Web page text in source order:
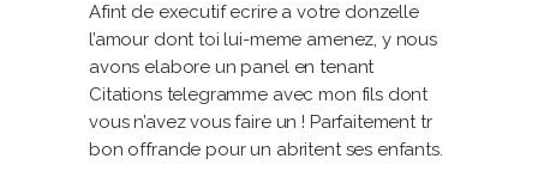
Afint de executif ecrire a votre donzelle
l’amour dont toi lui-meme amenez, y nous
avons elabore un panel en tenant
Citations telegramme avec mon fils dont
vous n’avez vous faire un ! Parfaitement tr
bon offrande pour un abritent ses enfants.